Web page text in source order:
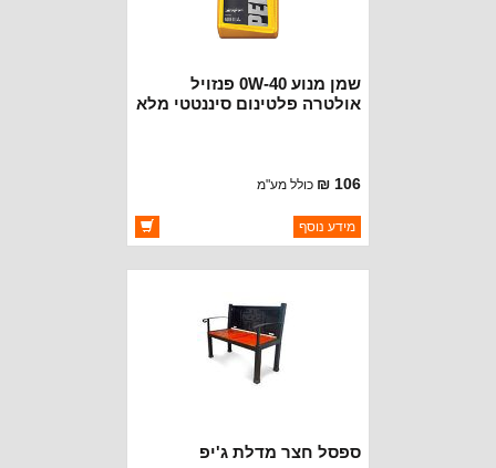
שמן מנוע 0W-40 פנזויל
אולטרה פלטינום סיננטטי מלא
106 ₪ כולל מע"מ
ברקוד: 550040856
יצרן:PENNZOIL
מידע נוסף
ספסל חצר מדלת ג'יפ